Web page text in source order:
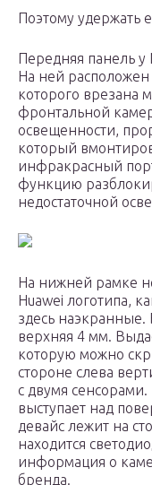
Поэтому удержать
Передняя панель
На ней
которого врезана
фронтальной
освещенности,
который
инфракрасный
функцию
недостаточной
На нижней рамке
Huawei логотипа,
здесь
верхняя 4 мм.
которую можно
стороне слева
с двумя
выступает над
девайс лежит на
находится
информация о
бренда.